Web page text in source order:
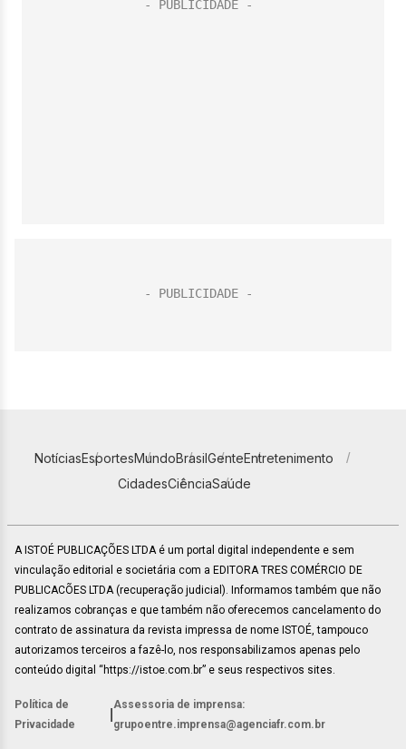
NotíciasEsportesMundoBrasilGenteEntretenimento
CidadesCiênciaSaúde
A ISTOÉ PUBLICAÇÕES LTDA é um portal digital independente e sem
vinculação editorial e societária com a EDITORA TRES COMÉRCIO DE
PUBLICACÕES LTDA (recuperação judicial). Informamos também que não
realizamos cobranças e que também não oferecemos cancelamento do
contrato de assinatura da revista impressa de nome ISTOÉ, tampouco
autorizamos terceiros a fazê-lo, nos responsabilizamos apenas pelo
conteúdo digital “https://istoe.com.br” e seus respectivos sites.
Política de
Privacidade
Assessoria de imprensa:
grupoentre.imprensa@agenciafr.com.br